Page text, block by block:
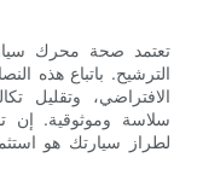
تعتمد صحة محرك
الترشيح. باتباع هذه
الافتراضي، وتقليل
سلاسة وموثوقية. إن
لطراز سيارتك هو